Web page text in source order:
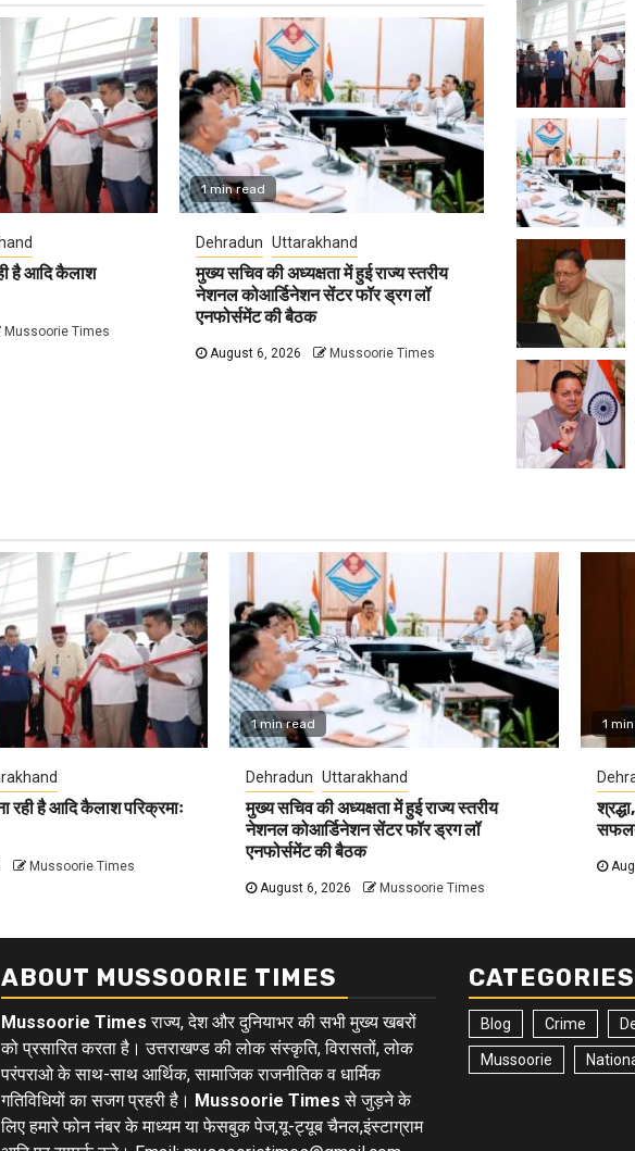
है आदि कैलाश
Mussoorie Times
1 min read
Dehradun Uttarakhand
मुख्य सचिव की अध्यक्षता में हुई राज्य स्तरीय
नेशनल कोआर्डिनेशन सेंटर फॉर ड्रग लॉ
एनफोर्समेंट की बैठक
August 6, 2026 Mussoorie Times
रही है आदि कैलाश परिक्रमाः
Mussoorie Times
1 min read
Dehradun Uttarakhand
मुख्य सचिव की अध्यक्षता में हुई राज्य स्तरीय
नेशनल कोआर्डिनेशन सेंटर फॉर ड्रग लॉ
एनफोर्समेंट की बैठक
August 6, 2026 Mussoorie Times
1
ABOUT MUSSOORIE TIMES
Mussoorie Times राज्य, देश और दुनियाभर की सभी मुख्य खबरों
को प्रसारित करता है। उत्तराखण्ड की लोक संस्कृति, विरासतों, लोक
परंपराओ के साथ-साथ आर्थिक, सामाजिक राजनीतिक व धार्मिक
गतिविधियों का सजग प्रहरी है। Mussoorie Times से जुड़ने के
लिए हमारे फोन नंबर के माध्यम या फेसबुक पेज,यू-ट्यूब चैनल,इंस्टाग्राम
CATEGORIES
Blog Crime
Mussoorie